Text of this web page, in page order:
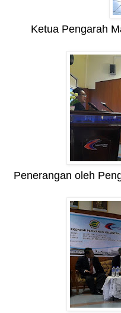
Ketua Pengarah
Penerangan oleh